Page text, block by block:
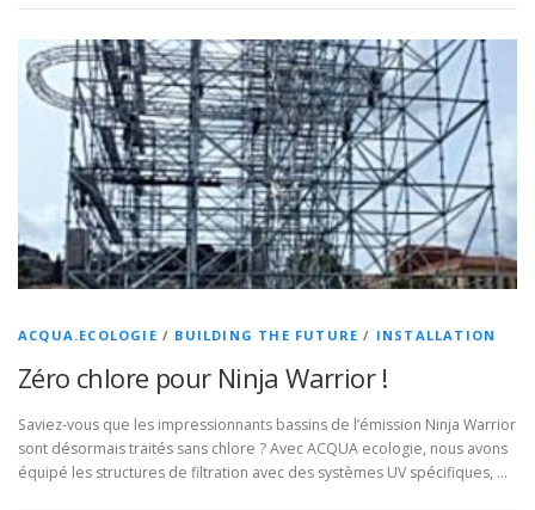
ACQUA.ECOLOGIE / BUILDING THE FUTURE / INSTALLATION
Zéro chlore pour Ninja Warrior !
Saviez-vous que les impressionnants bassins de l’émission Ninja Warrior
sont désormais traités sans chlore ? Avec ACQUA ecologie, nous avons
équipé les structures de filtration avec des systèmes UV spécifiques, …